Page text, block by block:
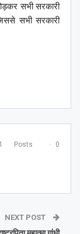
सभी सरकारी
सभी सरकारी
Posts 0
NEXT POST